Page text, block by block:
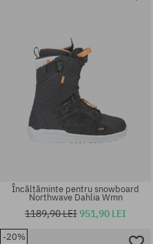
Încălțăminte pentru snowboard
Northwave Dahlia Wmn
1189,90 LEI951,90 LEI
-20%